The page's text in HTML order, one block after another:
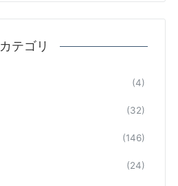
カテゴリ
(4)
(32)
(146)
(24)